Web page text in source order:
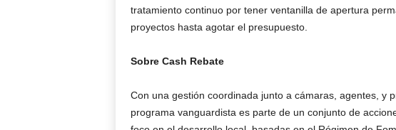
tratamiento continuo por tener ventanilla de apertura
proyectos hasta agotar el presupuesto.
Sobre Cash Rebate
Con una gestión coordinada junto a cámaras, agentes, y
programa vanguardista es parte de un conjunto de